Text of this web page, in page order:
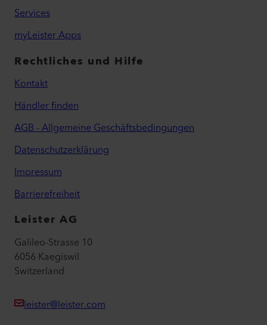
Services
myLeister Apps
Rechtliches und Hilfe
Kontakt
Händler finden
AGB - Allgemeine Geschäftsbedingungen
Datenschutzerklärung
Impressum
Barrierefreiheit
Leister AG
Galileo-Strasse 10
6056 Kaegiswil
Switzerland
leister@leister.com